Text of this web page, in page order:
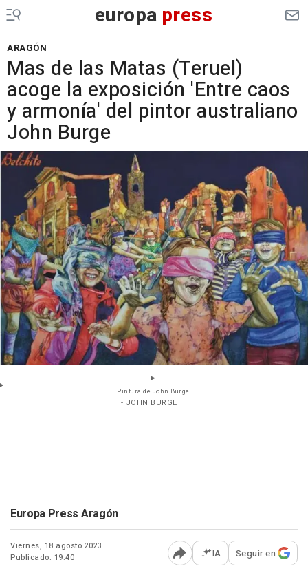
europa press
ARAGÓN
Mas de las Matas (Teruel)
acoge la exposición 'Entre caos
y armonía' del pintor australiano
John Burge
Pintura de John Burge.
- JOHN BURGE
Europa Press Aragón
Viernes, 18 agosto 2023
Publicado: 19:40
Abrir opciones para
IA Seguir en